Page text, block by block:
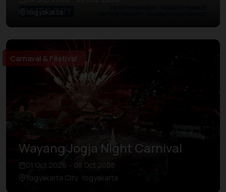
Yogyakarta
Carnaval & Festival
Wayang Jogja Night Carnival
01 Oct 2026 – 08 Oct 2026
Yogyakarta City, Yogyakarta